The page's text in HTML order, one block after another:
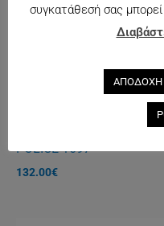
POLICE 1697
132.00€
συγκατάθεσή σας
ΑΠΟΔΟΧΗ